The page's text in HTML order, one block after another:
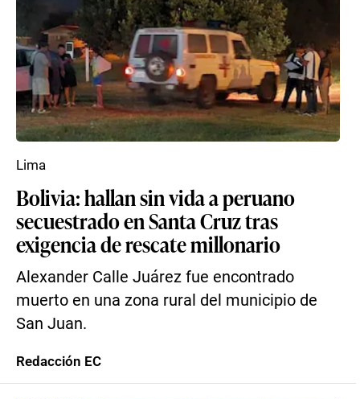
Bolivia: hallan sin vida a peruano
secuestrado en Santa Cruz tras
exigencia de rescate millonario
Alexander Calle Juárez fue encontrado
muerto en una zona rural del municipio de
San Juan.
Lima
Redacción EC